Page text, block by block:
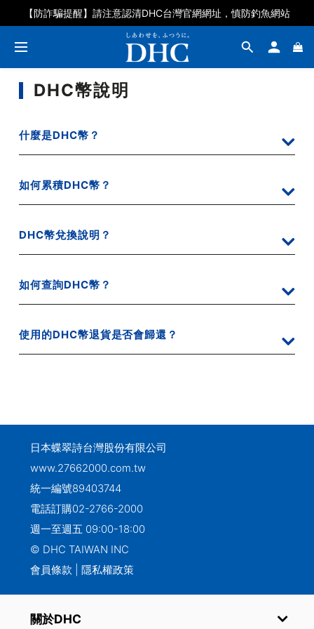
【防詐騙提醒】請注意認清DHC台灣官網網址，慎防釣魚網站
DHC幣說明
什麼是DHC幣？
如何累積DHC幣？
DHC幣兌換說明？
如何查詢DHC幣？
使用的DHC幣退貨是否會歸還？
日本蝶翠詩台灣股份有限公司
www.27662000.com.tw
統一編號89403744
電話訂購02-2766-2000
週一至週五 09:00-18:00
© DHC TAIWAN INC
會員條款
隱私權政策
關於DHC